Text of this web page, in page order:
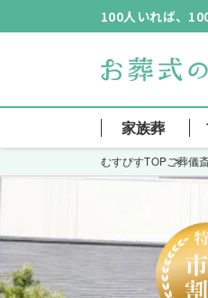
100人いれば、
家族葬
むすびすTOPご葬儀